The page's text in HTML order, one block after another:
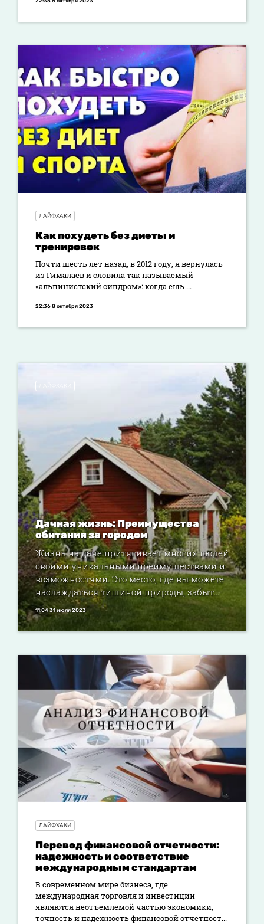
ЛАЙФХАКИ
Как похудеть без диеты и
тренировок
Почти шесть лет назад, в 2012 году, я вернулась
из Гималаев и словила так называемый
«альпинистский синдром»: когда ешь ...
22:36 8 октября 2023
Дачная жизнь: Преимущества
обитания за городом
Жизнь на даче притягивает многих людей
своими уникальными преимуществами и
возможностями. Это место, где вы можете
наслаждаться тишиной природы, забыт...
11:04 31 июля 2023
ЛАЙФХАКИ
Перевод финансовой отчетности:
надежность и соответствие
международным стандартам
В современном мире бизнеса, где
международная торговля и инвестиции
являются неотъемлемой частью экономики,
точность и надежность финансовой отчетност...